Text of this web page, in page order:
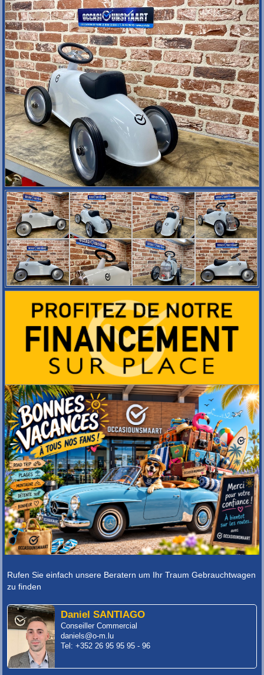
Rufen Sie einfach unsere Beratern um Ihr Traum Gebrauchtwagen
zu finden
Daniel SANTIAGO
Conseiller Commercial
daniels@o-m.lu
Tel: +352 26 95 95 95 - 96